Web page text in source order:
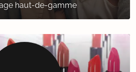
haut-de-gamme